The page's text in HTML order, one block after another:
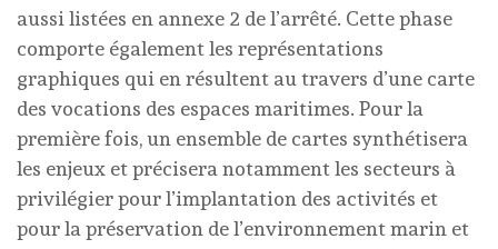
aussi listées en annexe 2 de l’arrêté. Cette phase
comporte également les représentations
graphiques qui en résultent au travers d’une carte
des vocations des espaces maritimes. Pour la
première fois, un ensemble de cartes synthétisera
les enjeux et précisera notamment les secteurs à
privilégier pour l’implantation des activités et
pour la préservation de l’environnement marin et